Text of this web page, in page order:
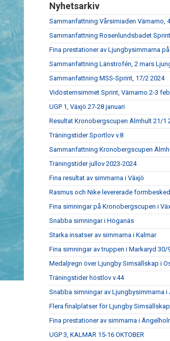
Nyhetsarkiv
Sammanfattning Vårsimiaden Värnamo,
Sammanfattning Rosenlundsbadet
Fina prestationer av Ljungbysimmarna
Sammanfattning Länstrofén, 2 mars
Sammanfattning MSS-Sprint, 17/2 2024
Vidösternsimmet Sprint, Värnamo 2-3
UGP 1, Växjö 27-28 januari
Resultat Kronobergscupen Älmhult 21/1
Träningstider Sportlov v.8
Sammanfattning Kronobergscupen
Träningstider jullov 2023-2024
Fina resultat av simmarna i Växjö
Rasmus och Nike levererade
Fina simningar på Kronobergscupen i
Snabba simningar i Höganäs
Starka insatser av simmarna i Kalmar
Fina simningar av truppen i Markaryd 30/
Medaljregn över Ljungby Simsällskap i
Träningstider höstlov v.44
Snabba simningar av Ljungbysimmarna i
Flera finalplatser för Ljungby
Fina prestationer av simmarna i
UGP 3, KALMAR 15-16 OKTOBER